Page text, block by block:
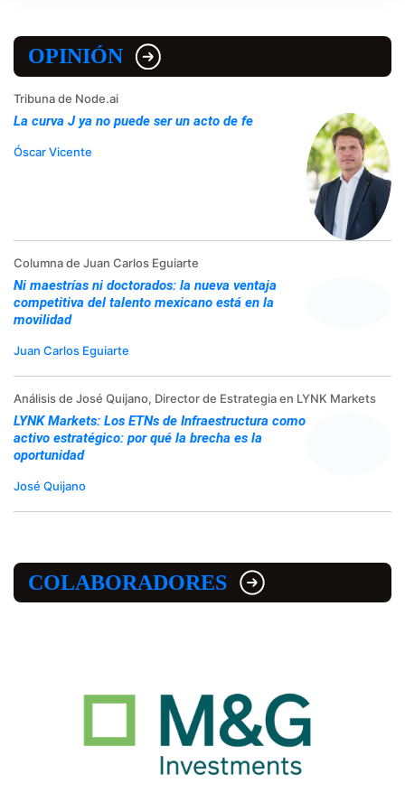
OPINIÓN
Tribuna de Node.ai
La curva J ya no puede ser un acto de fe
Óscar Vicente
Columna de Juan Carlos Eguiarte
Ni maestrías ni doctorados: la nueva ventaja
competitiva del talento mexicano está en la
movilidad
Juan Carlos Eguiarte
Análisis de José Quijano, Director de Estrategia en LYNK Markets
LYNK Markets: Los ETNs de Infraestructura como
activo estratégico: por qué la brecha es la
oportunidad
José Quijano
COLABORADORES